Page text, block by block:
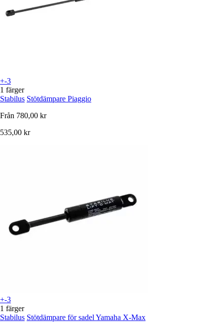
+-3
1 färger
Stabilus Stötdämpare Piaggio
Från 780,00 kr
535,00 kr
+-3
1 färger
Stabilus Stötdämpare för sadel Yamaha X-Max